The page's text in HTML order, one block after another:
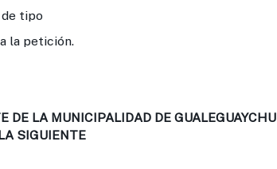
tipo
la petición.
DE LA MUNICIPALIDAD DE GUALEGUAYCHU
SIGUIENTE